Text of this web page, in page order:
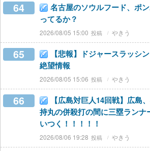
64
名古屋のソウルフード、ポ
ってるか？
2026/08/05 15:00 やきう
65
【悲報】ドジャースラッシ
絶望情報
2026/08/05 15:06 やきう
66
【広島対巨人14回戦】広島
持丸の併殺打の間に三塁ランナ
いつく！！！！！
2026/08/06 19:28 やきう